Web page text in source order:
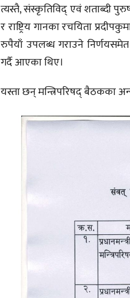
त्यस्तै, संस्कृतिविद् एवं शताब्दी
र राष्ट्रिय गानका रचयिता
रुपैयाँ उपलब्ध गराउने
गर्दै आएका थिए।
यस्ता छन् मन्त्रिपरिषद् बैठकका